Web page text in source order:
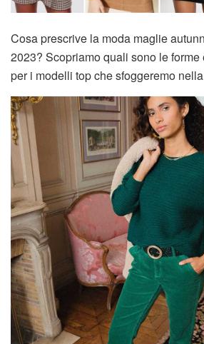
Cosa prescrive la moda maglie
2023? Scopriamo quali sono le
per i modelli top che sfoggeremo